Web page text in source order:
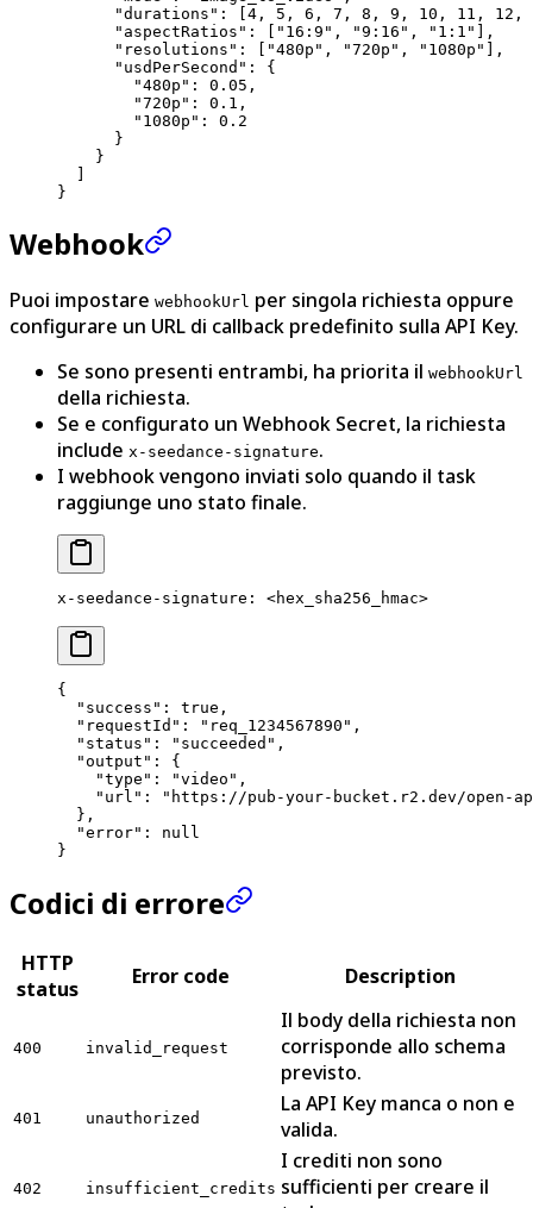
      "durations"
: [4 , 5 , 6 , 7 , 8 , 9 , 10 , 11 , 12 ,
      "aspectRatios"
: [ "16:9" , "9:16" , "1:1" ],
      "resolutions"
: [ "480p" , "720p" , "1080p" ],
      "usdPerSecond"
: {
        "480p"
: 0.05 ,
        "720p"
: 0.1 ,
        "1080p"
: 0.2
      }
    }
  ]
}
Webhook
Puoi impostare webhookUrl per singola richiesta oppure
configurare un URL di callback predefinito sulla API Key.
Se sono presenti entrambi, ha priorita il webhookUrl
della richiesta.
Se e configurato un Webhook Secret, la richiesta
include x-seedance-signature.
I webhook vengono inviati solo quando il task
raggiunge uno stato finale.
x-seedance-signature : <hex_sha256_hmac>
{
  "success"
: true ,
  "requestId"
: "req_1234567890" ,
  "status"
: "succeeded" ,
  "output"
: {
    "type"
: "video" ,
    "url"
:
"https://pub-your-bucket.r2.dev/open-
  },
  "error"
: null
}
Codici di errore
HTTP
status
Error code Description
400 invalid_request
Il body della richiesta non
corrisponde allo schema
previsto.
401 unauthorized
La API Key manca o non e
valida.
402 insufficient_credits
I crediti non sono
sufficienti per creare il